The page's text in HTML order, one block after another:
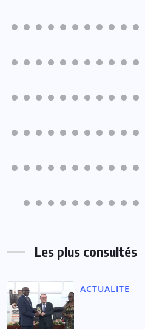
Les plus consultés
ACTUALITE